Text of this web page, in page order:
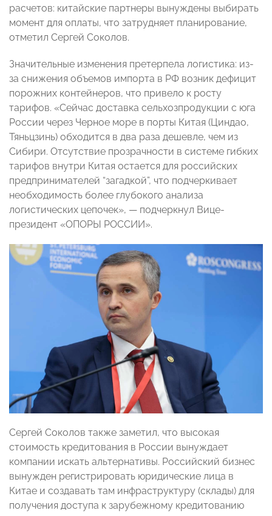
расчетов: китайские партнеры вынуждены выбирать
момент для оплаты, что затрудняет планирование,
отметил Сергей Соколов.
Значительные изменения претерпела логистика: из-
за снижения объемов импорта в РФ возник дефицит
порожних контейнеров, что привело к росту
тарифов. «Сейчас доставка сельхозпродукции с юга
России через Черное море в порты Китая (Циндао,
Тяньцзинь) обходится в два раза дешевле, чем из
Сибири. Отсутствие прозрачности в системе гибких
тарифов внутри Китая остается для российских
предпринимателей “загадкой”, что подчеркивает
необходимость более глубокого анализа
логистических цепочек», — подчеркнул Вице-
президент «ОПОРЫ РОССИИ».
Сергей Соколов также заметил, что высокая
стоимость кредитования в России вынуждает
компании искать альтернативы. Российский бизнес
вынужден регистрировать юридические лица в
Китае и создавать там инфраструктуру (склады) для
получения доступа к зарубежному кредитованию